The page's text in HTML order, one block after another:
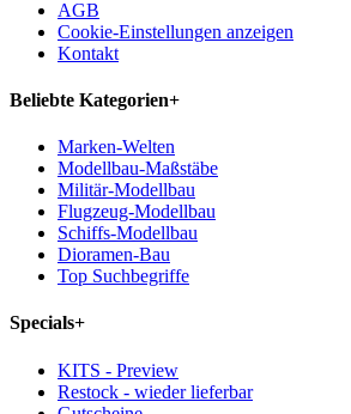
AGB
Cookie-Einstellungen anzeigen
Kontakt
Beliebte Kategorien+
Marken-Welten
Modellbau-Maßstäbe
Militär-Modellbau
Flugzeug-Modellbau
Schiffs-Modellbau
Dioramen-Bau
Top Suchbegriffe
Specials+
KITS - Preview
Restock - wieder lieferbar